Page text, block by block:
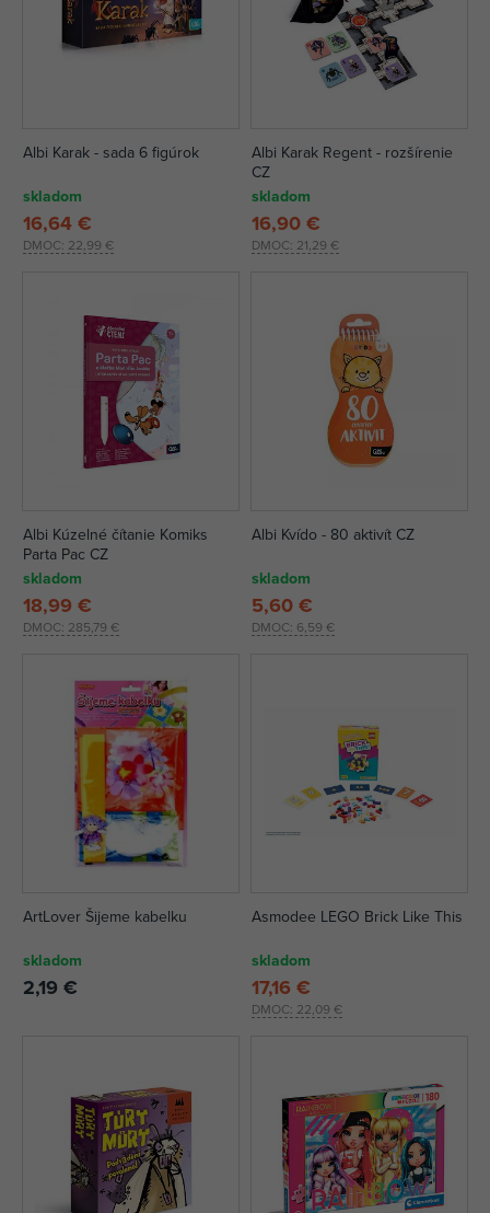
Albi Karak - sada 6 figúrok
skladom
DMOC: 22,99 €
16,64 €
Albi Karak Regent - rozšírenie
CZ
skladom
DMOC: 21,29 €
16,90 €
Albi Kúzelné čítanie Komiks
Parta Pac CZ
skladom
DMOC: 285,79 €
18,99 €
Albi Kvído - 80 aktivít CZ
skladom
DMOC: 6,59 €
5,60 €
ArtLover Šijeme kabelku
skladom
2,19 €
Asmodee LEGO Brick Like This
skladom
DMOC: 22,09 €
17,16 €